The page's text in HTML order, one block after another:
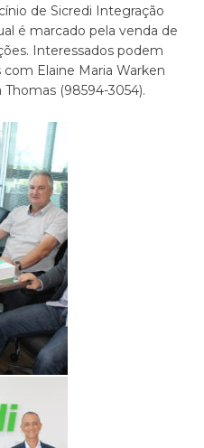
de Sicredi Integração
é marcado pela venda de
Interessados podem
Elaine Maria Warken
(98594-3054).